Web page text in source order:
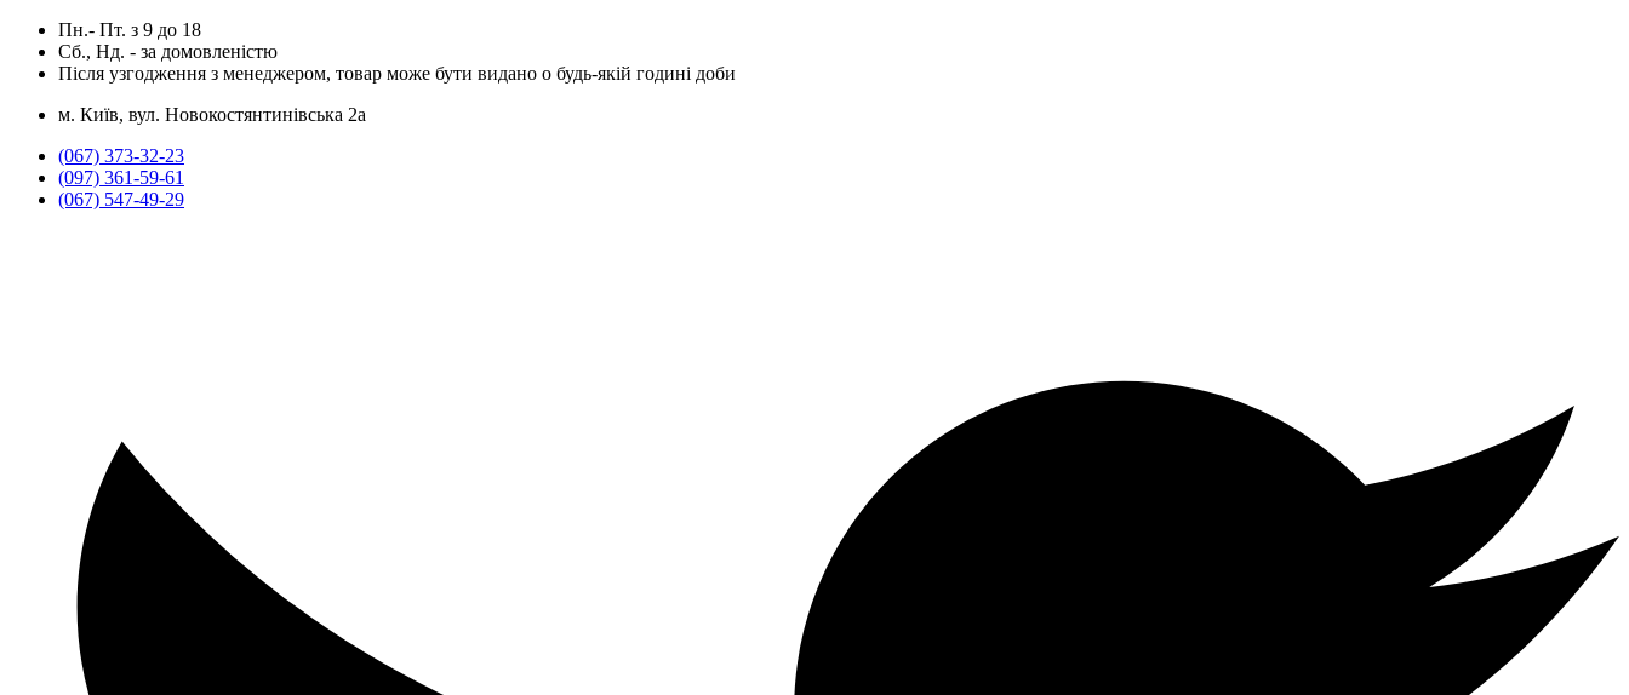
Пн.- Пт. з 9 до 18
Сб., Нд. - за домовленістю
Після узгодження з менеджером, товар може бути видано о будь-якій годині доби
м. Київ, вул. Новокостянтинівська 2а
(067) 373-32-23
(097) 361-59-61
(067) 547-49-29